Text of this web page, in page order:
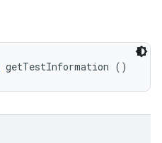
getTestInformation ()